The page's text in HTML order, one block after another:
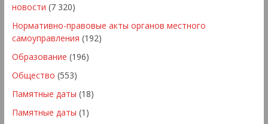
новости (7 320)
Нормативно-правовые акты органов местного
самоуправления (192)
Образование (196)
Общество (553)
Памятные даты (18)
Памятные даты (1)